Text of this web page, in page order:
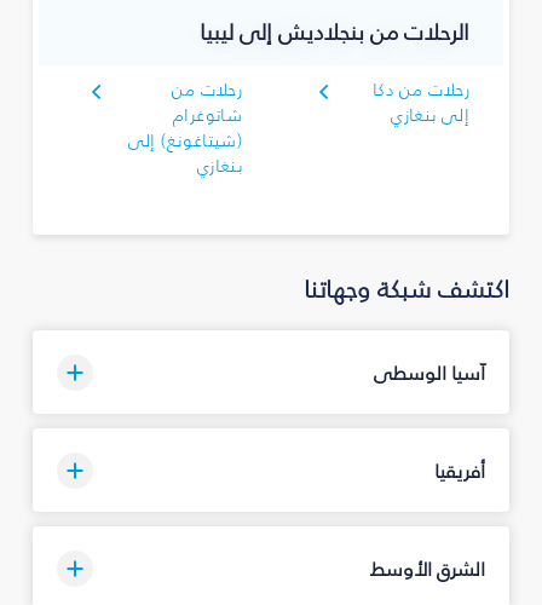
الرحلات من بنجلاديش إلى ليبيا
رحلات من دكا
إلى بنغازي
رحلات من
شاتوغرام
(شيتاغونغ) إلى
بنغازي
اكتشف شبكة وجهاتنا
آسيا الوسطى
أفريقيا
الشرق الأوسط